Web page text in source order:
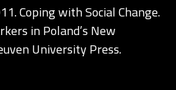
Coping with Social Change.
in Poland’s New
University Press.